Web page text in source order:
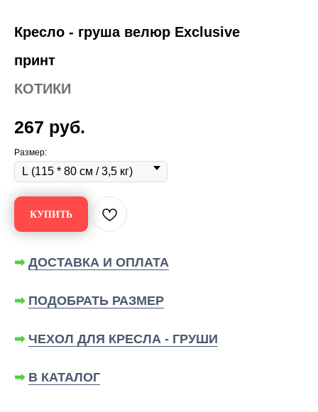
Кресло - груша велюр Exclusive
принт
КОТИКИ
267 руб.
Размер:
КУПИТЬ
➡ ДОСТАВКА И ОПЛАТА
➡ ПОДОБРАТЬ РАЗМЕР
➡ ЧЕХОЛ ДЛЯ КРЕСЛА - ГРУШИ
➡ В КАТАЛОГ